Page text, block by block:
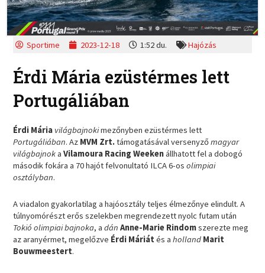
Sportime 2023-12-18 1:52 du. Hajózás
Érdi Mária ezüstérmes lett
Portugáliában
Érdi Mária világbajnokimezőnyben ezüstérmes lett
Portugáliában. Az MVM Zrt.támogatásával versenyzőmagyar
világbajnokaVilamoura Racing Weekenállhatott fel a dobogó
második fokára a 70 hajót felvonultató ILCA 6-osolimpiai
osztályban.
A viadalon gyakorlatilag a hajóosztály teljes élmezőnye elindult. A
túlnyomórészt erős szelekben megrendezett nyolc futam után
Tokió olimpiai bajnoka, adánAnne-Marie Rindomszerezte meg
az aranyérmet, megelőzve Érdi Máriátés aholland Marit
Bouwmeestert.